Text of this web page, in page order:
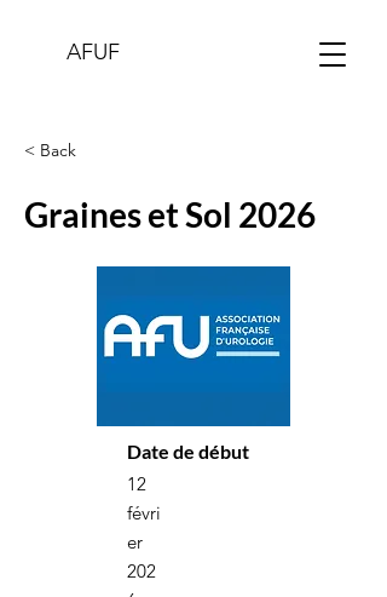
AFUF
< Back
Graines et Sol 2026
Date de début
12
févri
er
202